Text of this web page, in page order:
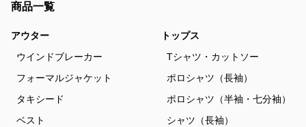
商品一覧
アウター
ウインドブレーカー
フォーマルジャケット
タキシード
ベスト
トップス
Tシャツ・カットソー
ポロシャツ（長袖）
ポロシャツ（半袖・七分袖）
シャツ（長袖）